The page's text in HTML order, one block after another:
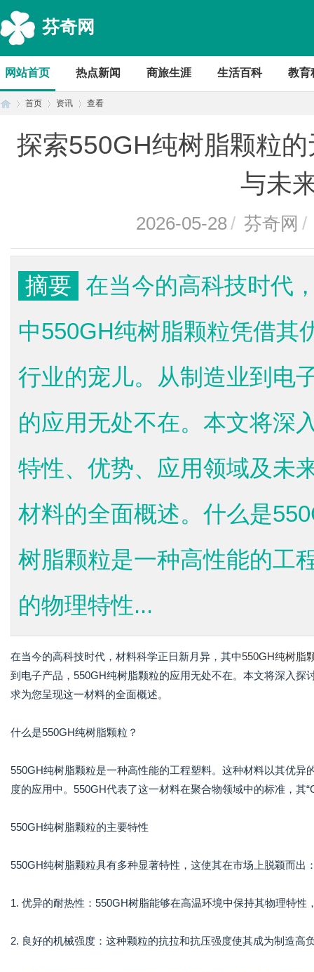
芬奇网
网站首页 热点新闻 商旅生涯 生活百科 教育
首页 资讯 查看
探索550GH纯树脂颗粒
与未
2026-05-28/ 芬奇网 /
摘要 在当今的高科技时代
中550GH纯树脂颗粒凭借其
行业的宠儿。从制造业到电
的应用无处不在。本文将深
特性、优势、应用领域及未
材料的全面概述。什么是
树脂颗粒是一种高性能的工
的物理特性...
在当今的高科技时代，材料科学正日新月异，其中550GH纯树脂
到电子产品，550GH纯树脂颗粒的应用无处不在。本文将深入
求为您呈现这一材料的全面概述。
什么是550GH纯树脂颗粒？
550GH纯树脂颗粒是一种高性能的工程塑料。这种材料以其优
度的应用中。550GH代表了这一材料在聚合物领域中的标准，其
550GH纯树脂颗粒的主要特性
550GH纯树脂颗粒具有多种显著特性，这使其在市场上脱颖而出
1. 优异的耐热性：550GH树脂能够在高温环境中保持其物理特性
2. 良好的机械强度：这种颗粒的抗拉和抗压强度使其成为制造高